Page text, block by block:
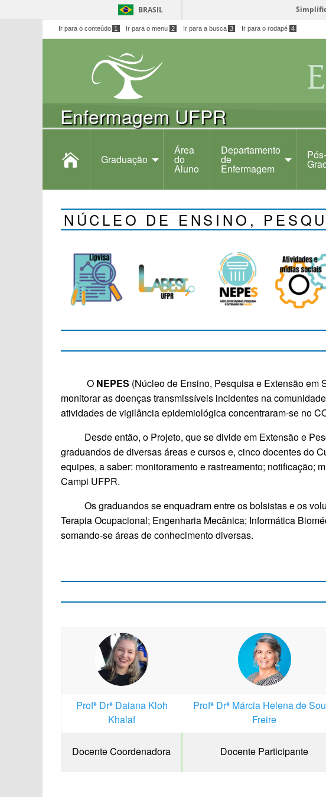
BRASIL
Ir para o conteúdo 1 Ir para o menu 2 Ir para a busca 3 Ir para o rodapé 4
Enfermagem UFPR
Graduação
Área
do
Aluno
Departamento
de
Enfermagem
Pós-
NÚCLEO DE ENSINO,
O NEPES (Núcleo de Ensino, Pesquisa e Extensão em
monitorar as doenças transmissíveis incidentes na
atividades de vigilância epidemiológica concentraram-se no
Desde então, o Projeto, que se divide em Extensão e
graduandos de diversas áreas e cursos e, cinco docentes do
equipes, a saber: monitoramento e rastreamento; notificação;
Campi UFPR.
Os graduandos se enquadram entre os bolsistas e os
Terapia Ocupacional; Engenharia Mecânica; Informática
somando-se áreas de conhecimento diversas.
Profª Drª Daiana Kloh
Khalaf
Profª Drª Márcia Helena de
Freire
Docente Coordenadora Docente Participante